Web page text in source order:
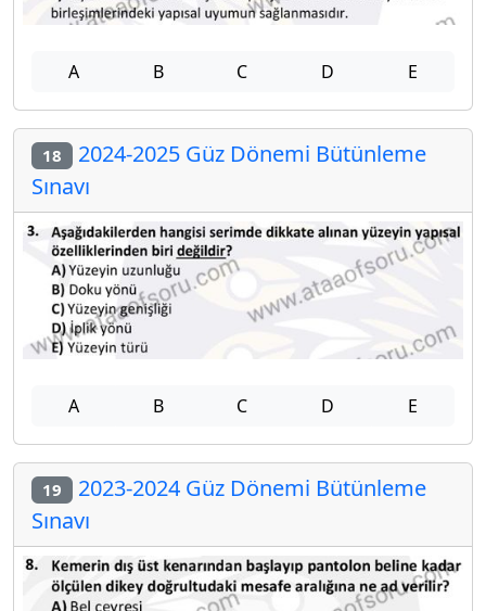
A B C D E
18 2024-2025 Güz Dönemi Bütünleme
Sınavı
A B C D E
19 2023-2024 Güz Dönemi Bütünleme
Sınavı